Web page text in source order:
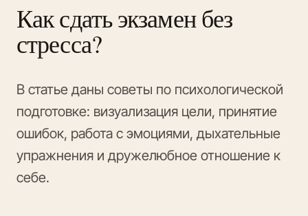
Как сдать экзамен без
стресса?
В статье даны советы по психологической
подготовке: визуализация цели, принятие
ошибок, работа с эмоциями, дыхательные
упражнения и дружелюбное отношение к
себе.